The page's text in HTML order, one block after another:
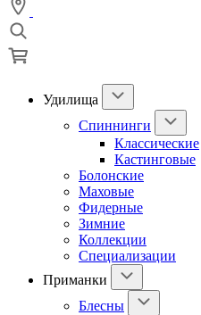
Удилища
Спиннинги
Классические
Кастинговые
Болонские
Маховые
Фидерные
Зимние
Коллекции
Специализации
Приманки
Блесны